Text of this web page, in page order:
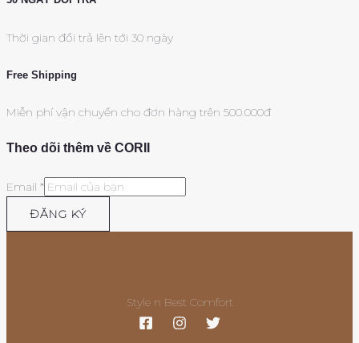
Thời gian đổi trả lên tới 30 ngày
Free Shipping
Miễn phí vận chuyển cho đơn hàng trên 500.000đ
Theo dõi thêm về CORII
Email *
ĐĂNG KÝ
Style n Best Comfort